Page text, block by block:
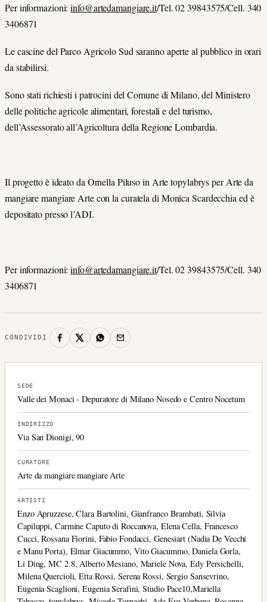
Per informazioni:info@artedamangiare.it/Tel. 02 39843575/Cell. 340
3406871
Le cascine del Parco Agricolo Sud saranno aperte al pubblico in orari
da stabilirsi.
Sono stati richiesti i patrocini del Comune di Milano, del Ministero
delle politiche agricole alimentari, forestali e del turismo,
dell’Assessorato all’Agricoltura della Regione Lombardia.
Il progetto è ideato da Ornella Piluso in Arte topylabrys per Arte da
mangiare mangiare Arte con la curatela di Monica Scardecchia ed è
depositato presso l’ADI.
Per informazioni:info@artedamangiare.it/Tel. 02 39843575/Cell. 340
3406871
CONDIVIDI
SEDE
Valle dei Monaci - Depuratore di Milano Nosedo e Centro Nocetum
INDIRIZZO
Via San Dionigi, 90
CURATORE
Arte da mangiare mangiare Arte
ARTISTI
Enzo Apruzzese, Clara Bartolini, Gianfranco Brambati, Silvia
Capiluppi, Carmine Caputo di Roccanova, Elena Cella, Francesco
Cucci, Rossana Fiorini, Fabio Fondacci, Genesiart (Nadia De Vecchi
e Manu Porta), Elmar Giacummo, Vito Giacummo, Daniela Gorla,
Li Ding, MC 2.8, Alberto Mesiano, Mariele Nova, Edy Persichelli,
Milena Quercioli, Etta Rossi, Serena Rossi, Sergio Sansevrino,
Eugenia Scaglioni, Eugenia Serafini, Studio Pace10,Mariella